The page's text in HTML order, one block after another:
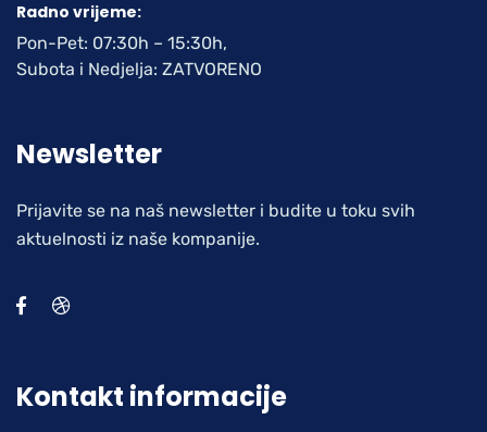
Radno vrijeme:
Pon-Pet: 07:30h – 15:30h,
Subota i Nedjelja: ZATVORENO
Newsletter
Prijavite se na naš newsletter i budite u toku svih
aktuelnosti iz naše kompanije.
Kontakt informacije